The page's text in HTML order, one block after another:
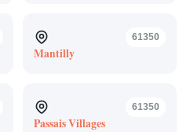
61350
Mantilly
61350
Passais Villages